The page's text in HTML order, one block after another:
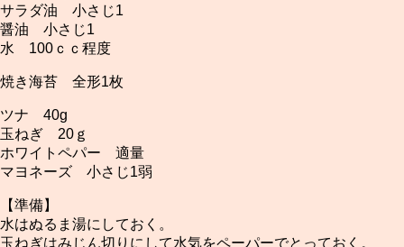
サラダ油 小さじ1
醤油 小さじ1
水 100ｃｃ程度
焼き海苔 全形1枚
ツナ 40g
玉ねぎ 20ｇ
ホワイトペパー 適量
マヨネーズ 小さじ1弱
【準備】
水はぬるま湯にしておく。
玉ねぎはみじん切りにして水気をペーパーでとっておく。